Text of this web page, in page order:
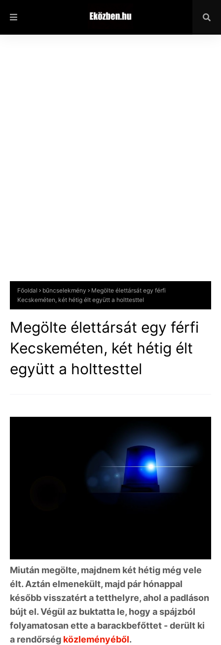
Főoldal bűncselekmény
Megölte élettársát egy férfi
Kecskeméten, két hétig élt együtt a holttesttel
Megölte élettársát egy férfi
Kecskeméten, két hétig élt
együtt a holttesttel
Miután megölte, majdnem két hétig még vele
élt. Aztán elmenekült, majd pár hónappal
később visszatért a tetthelyre, ahol a padláson
bújt el. Végül az buktatta le, hogy a spájzból
folyamatosan ette a barackbefőttet - derült ki
a rendőrség közleményéből.